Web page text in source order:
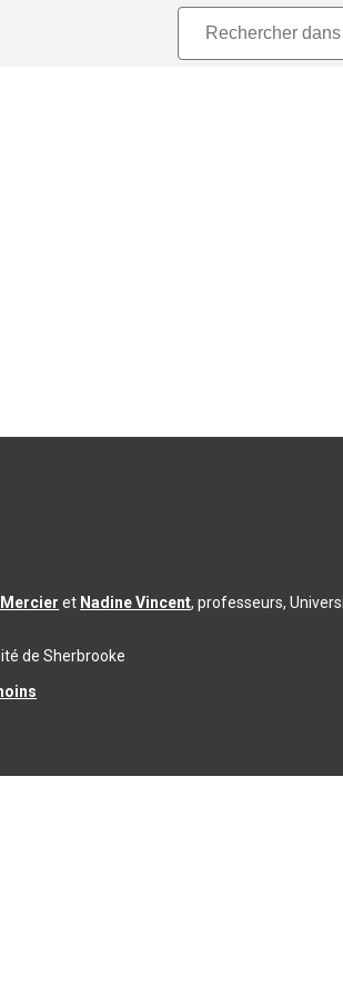
et Nadine Vincent, professeurs,
de Sherbrooke